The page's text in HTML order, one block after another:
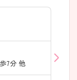
7分 他